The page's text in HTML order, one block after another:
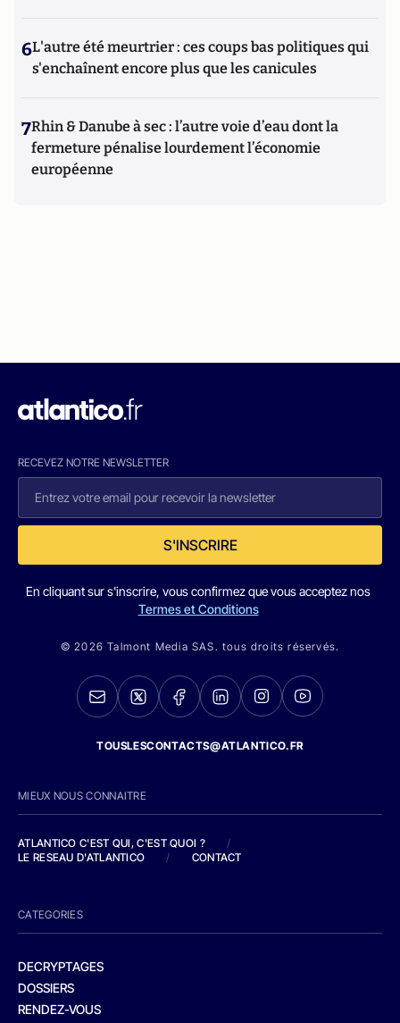
6L'autre été meurtrier : ces coups bas politiques qui
s'enchaînent encore plus que les canicules
7Rhin & Danube à sec : l’autre voie d’eau dont la
fermeture pénalise lourdement l’économie
européenne
RECEVEZ NOTRE NEWSLETTER
S'INSCRIRE
En cliquant sur s'inscrire, vous confirmez que vous acceptez nos
Termes et Conditions
© 2026 Talmont Media SAS. tous droits réservés.
TOUSLESCONTACTS@ATLANTICO.FR
MIEUX NOUS CONNAITRE
ATLANTICO C'EST QUI, C'EST QUOI ?
/
LE RESEAU D'ATLANTICO
/ CONTACT
CATEGORIES
DECRYPTAGES
DOSSIERS
RENDEZ-VOUS